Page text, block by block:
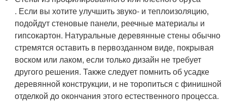
. Если вы хотите улучшить звуко- и теплоизоляцию,
подойдут стеновые панели, реечные материалы и
гипсокартон. Натуральные деревянные стены обычно
стремятся оставить в первозданном виде, покрывая
воском или лаком, если только дизайн не требует
другого решения. Также следует помнить об усадке
деревянной конструкции, и не торопиться с финишной
отделкой до окончания этого естественного процесса.